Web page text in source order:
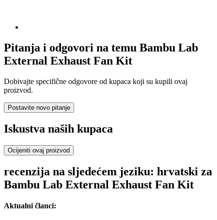
Pitanja i odgovori na temu Bambu Lab
External Exhaust Fan Kit
Dobivajte specifične odgovore od kupaca koji su kupili ovaj
proizvod.
Postavite novo pitanje
Iskustva naših kupaca
Ocijeniti ovaj proizvod
recenzija na sljedećem jeziku: hrvatski za
Bambu Lab External Exhaust Fan Kit
Aktualni članci: